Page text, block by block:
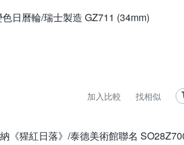
日曆輪/瑞士製造 GZ711 (34mm)
加入比較 找相似
《猩紅日落》/泰德美術館聯名